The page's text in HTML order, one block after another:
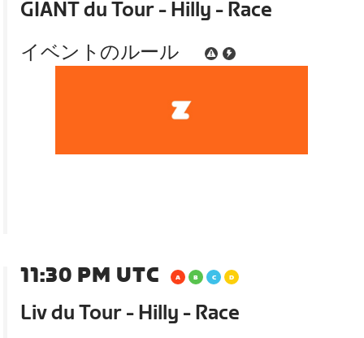
GIANT du Tour - Hilly - Race
イベントのルール
11:30 PM UTC
Liv du Tour - Hilly - Race